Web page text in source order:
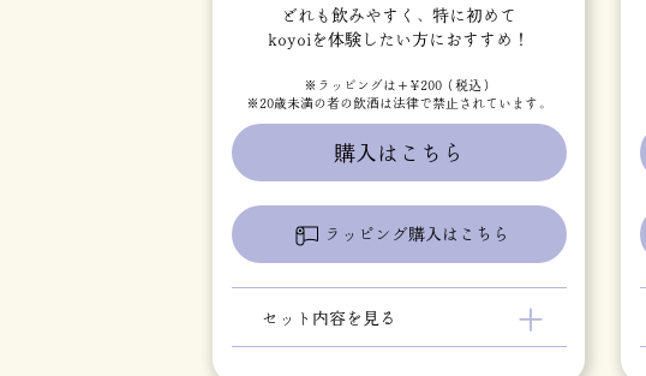
どれも飲みやすく、特に初めて
koyoiを体験したい方におすすめ！
※ラッピングは＋¥200（税込）
※20歳未満の者の飲酒は法律で禁止されています。
購入はこちら
ラッピング購入はこちら
セット内容を見る ＋